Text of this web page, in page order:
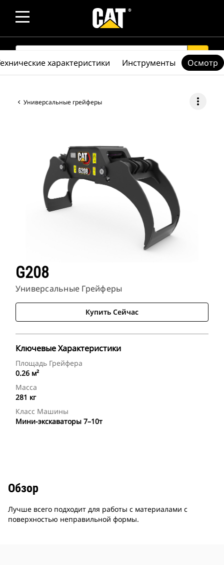
SEARCH search
Универсальные грейферы more_vert
G208
Универсальные Грейферы
Купить Сейчас
Ключевые Характеристики
Площадь Грейфера
0.26 м²
Масса
281 кг
Класс Машины
Мини-экскаваторы 7–10т
характеристики Инструменты Осмотр
Обзор
Лучше всего подходит для работы с материалами с
поверхностью неправильной формы.